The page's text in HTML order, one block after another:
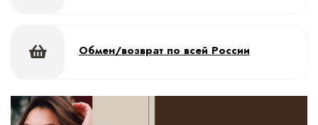
Обмен/возврат по всей России